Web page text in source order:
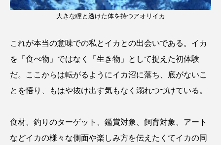
大きな瞳と透けた体を持つアオリイカ
これが本当の意味での私とイカとの出会いである。イカ
を「食べ物」ではなく「生き物」として捉えた初体験
だ。ここからは転がるようにイカ沼に落ち、底がないこ
とを悟り、もはや抜け出す気もなく溺れつづけている。
食材、釣りのターゲット、鑑賞対象、飼育対象、アート
などイカの様々な側面や楽しみ方を伝えたくてイカの同